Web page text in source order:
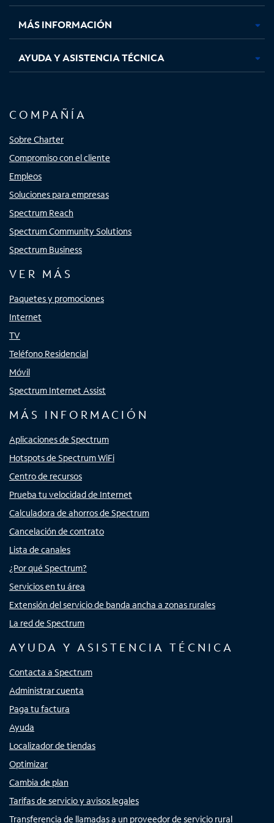
nuevanuevanuevanueva
MÁS INFORMACIÓN
AYUDA Y ASISTENCIA TÉCNICA
COMPAÑÍA
Sobre Charter
Compromiso con el cliente
Empleos
Soluciones para empresas
Spectrum Reach
Spectrum Community Solutions
Spectrum Business
VER MÁS
Paquetes y promociones
Internet
TV
Teléfono Residencial
Móvil
Spectrum Internet Assist
MÁS INFORMACIÓN
Aplicaciones de Spectrum
Hotspots de Spectrum WiFi
Centro de recursos
Prueba tu velocidad de Internet
Calculadora de ahorros de Spectrum
Cancelación de contrato
Lista de canales
¿Por qué Spectrum?
Servicios en tu área
Extensión del servicio de banda ancha a zonas rurales
La red de Spectrum
AYUDA Y ASISTENCIA TÉCNICA
Contacta a Spectrum
Administrar cuenta
Paga tu factura
Ayuda
Localizador de tiendas
Optimizar
Cambia de plan
Tarifas de servicio y avisos legales
Transferencia de llamadas a un proveedor de servicio rural